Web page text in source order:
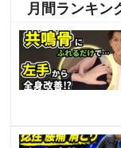
月間ランキン